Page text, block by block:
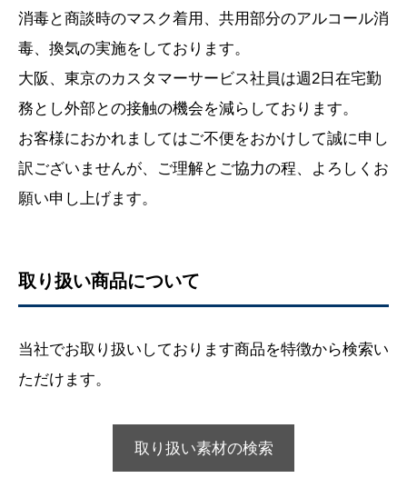
消毒と商談時のマスク着用、共用部分のアルコール消
毒、換気の実施をしております。
大阪、東京のカスタマーサービス社員は週2日在宅勤
務とし外部との接触の機会を減らしております。
お客様におかれましてはご不便をおかけして誠に申し
訳ございませんが、ご理解とご協力の程、よろしくお
願い申し上げます。
取り扱い商品について
当社でお取り扱いしております商品を特徴から検索い
ただけます。
取り扱い素材の検索